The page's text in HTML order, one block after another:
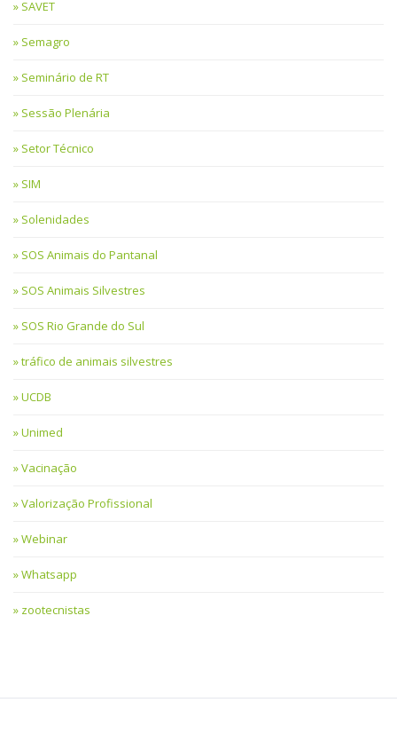
SAVET
Semagro
Seminário de RT
Sessão Plenária
Setor Técnico
SIM
Solenidades
SOS Animais do Pantanal
SOS Animais Silvestres
SOS Rio Grande do Sul
tráfico de animais silvestres
UCDB
Unimed
Vacinação
Valorização Profissional
Webinar
Whatsapp
zootecnistas